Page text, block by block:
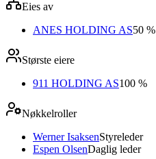
Eies av
ANES HOLDING AS50 %
Største eiere
911 HOLDING AS100 %
Nøkkelroller
Werner IsaksenStyreleder
Espen OlsenDaglig leder